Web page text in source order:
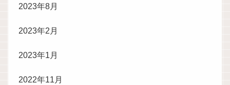
2023年8月
2023年2月
2023年1月
2022年11月